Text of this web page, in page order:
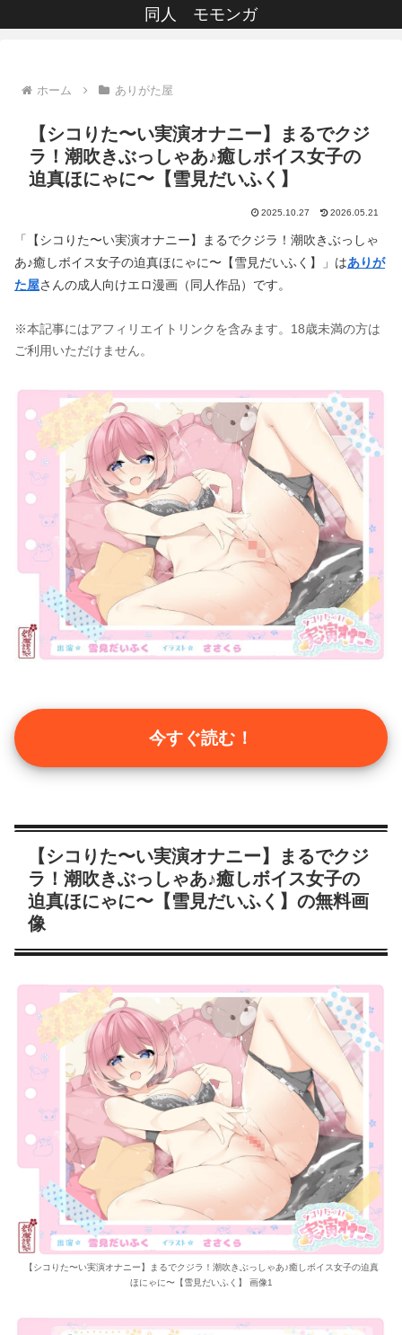
同人 モモンガ
ホーム ありがた屋
【シコりた〜い実演オナニー】まるでクジ
ラ！潮吹きぶっしゃあ♪癒しボイス女子の
迫真ほにゃに〜【雪見だいふく】
2025.10.27 2026.05.21
「【シコりた〜い実演オナニー】まるでクジラ！潮吹きぶっしゃ
あ♪癒しボイス女子の迫真ほにゃに〜【雪見だいふく】」はありが
た屋さんの成人向けエロ漫画（同人作品）です。
※本記事にはアフィリエイトリンクを含みます。18歳未満の方は
ご利用いただけません。
今すぐ読む！
【シコりた〜い実演オナニー】まるでクジ
ラ！潮吹きぶっしゃあ♪癒しボイス女子の
迫真ほにゃに〜【雪見だいふく】の無料画
像
【シコりた〜い実演オナニー】まるでクジラ！潮吹きぶっしゃあ♪癒しボイス女子の迫真
ほにゃに〜【雪見だいふく】 画像1